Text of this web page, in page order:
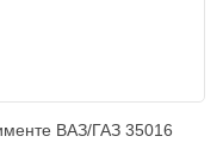
ВАЗ/ГАЗ 35016